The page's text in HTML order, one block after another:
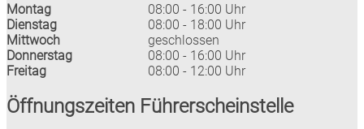
Montag
08:00 - 16:00 Uhr
Dienstag
08:00 - 18:00 Uhr
Mittwoch
geschlossen
Donnerstag
08:00 - 16:00 Uhr
Freitag
08:00 - 12:00 Uhr
Öffnungszeiten Führerscheinstelle